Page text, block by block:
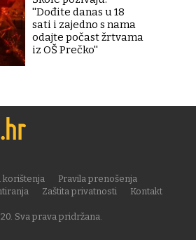
''Dođite danas u 18
sati i zajedno s nama
odajte počast žrtvama
iz OŠ Prečko''
Sva prava pridržana.
korištenja
Pravila prenošenja
Zaštita privatnosti
Kontakt